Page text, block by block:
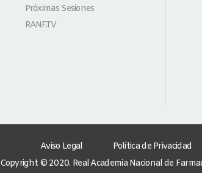
Próximas Sesiones
RANF.TV
Aviso Legal Política de Privacidad
Copyright © 2020. Real Academia Nacional de